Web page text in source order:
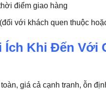
điểm giao hàng
với khách quen thuộc
Khi Đến Với
giá cả cạnh tranh, ỗn